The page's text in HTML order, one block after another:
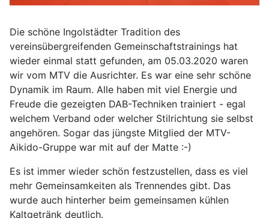
Die schöne Ingolstädter Tradition des
vereinsübergreifenden Gemeinschaftstrainings hat
wieder einmal statt gefunden, am 05.03.2020 waren
wir vom MTV die Ausrichter. Es war eine sehr schöne
Dynamik im Raum. Alle haben mit viel Energie und
Freude die gezeigten DAB-Techniken trainiert - egal
welchem Verband oder welcher Stilrichtung sie selbst
angehören. Sogar das jüngste Mitglied der MTV-
Aikido-Gruppe war mit auf der Matte :-)
Es ist immer wieder schön festzustellen, dass es viel
mehr Gemeinsamkeiten als Trennendes gibt. Das
wurde auch hinterher beim gemeinsamen kühlen
Kaltgetränk deutlich.